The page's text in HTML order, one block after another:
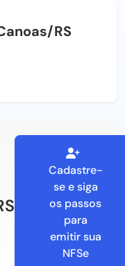
RS
Cadastre-
se e siga
os passos
para
emitir sua
NFSe